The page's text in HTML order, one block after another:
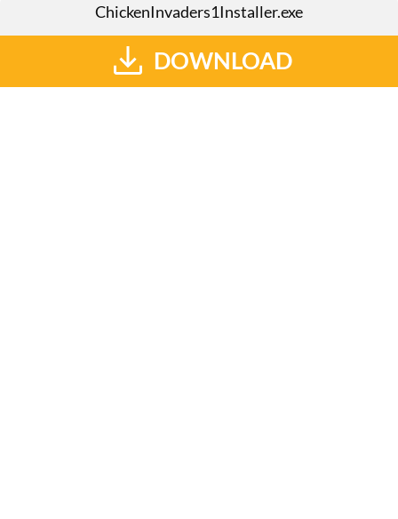
ChickenInvaders1Installer.exe
DOWNLOAD